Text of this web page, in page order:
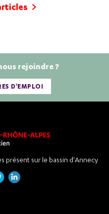
rejoindre ?
D'EMPLOI
présent sur le bassin d'Annecy